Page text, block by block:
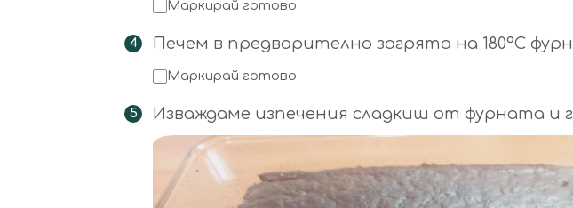
Маркирай готово
Печем в предварително загрята на 180°С
Маркирай готово
Изваждаме изпечения сладкиш от фурната и